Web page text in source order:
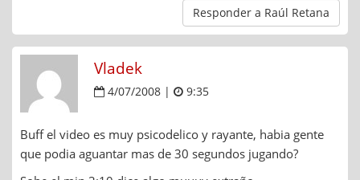
Responder a Raúl Retana
Vladek
4/07/2008 | 9:35
Buff el video es muy psicodelico y rayante, habia gente
que podia aguantar mas de 30 segundos jugando?